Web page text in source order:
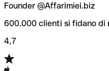
Founder @Affarimiei.biz
600.000 clienti si fidano di
4,7